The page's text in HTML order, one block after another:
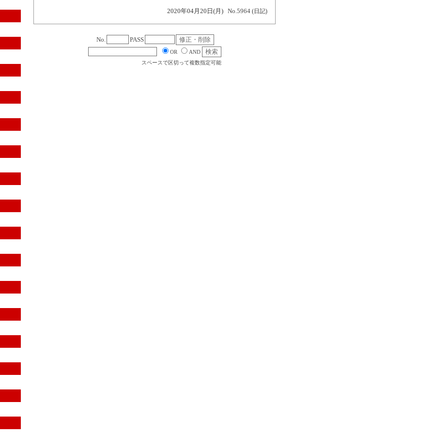
2020年04月20日(月) No.5964 (日記)
No. PASS
OR
AND
スペースで区切って複数指定可能